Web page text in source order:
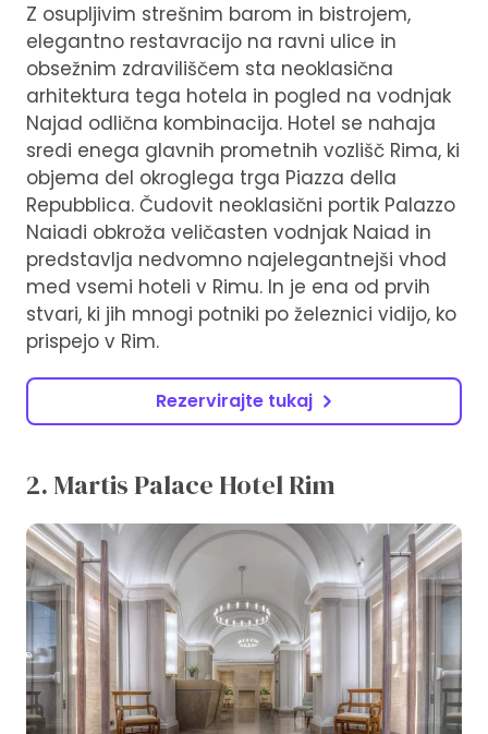
Z osupljivim strešnim barom in bistrojem,
elegantno restavracijo na ravni ulice in
obsežnim zdraviliščem sta neoklasična
arhitektura tega hotela in pogled na vodnjak
Najad odlična kombinacija. Hotel se nahaja
sredi enega glavnih prometnih vozlišč Rima, ki
objema del okroglega trga Piazza della
Repubblica. Čudovit neoklasični portik Palazzo
Naiadi obkroža veličasten vodnjak Naiad in
predstavlja nedvomno najelegantnejši vhod
med vsemi hoteli v Rimu. In je ena od prvih
stvari, ki jih mnogi potniki po železnici vidijo, ko
prispejo v Rim.
Rezervirajte tukaj
2. Martis Palace Hotel Rim